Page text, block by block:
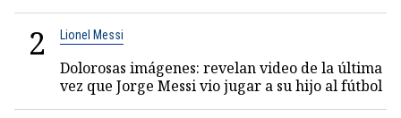
2 Lionel Messi
Dolorosas imágenes: revelan video de la última
vez que Jorge Messi vio jugar a su hijo al fútbol